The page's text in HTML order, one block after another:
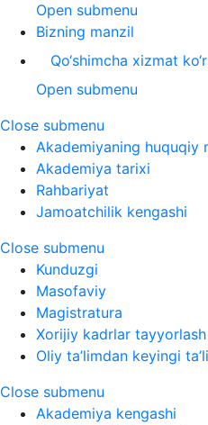
Open submenu
Bizning manzil
Qo‘shimcha xizmat
Open submenu
Close submenu
Akademiyaning huquqiy
Akademiya tarixi
Rahbariyat
Jamoatchilik kengashi
Close submenu
Kunduzgi
Masofaviy
Magistratura
Xorijiy kadrlar tayyorlash
Oliy ta’limdan keyingi
Close submenu
Akademiya kengashi